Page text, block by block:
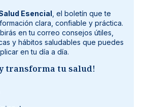
Esencial , el boletín que te
clara, confiable y práctica.
en tu correo consejos útiles,
y hábitos saludables que puedes
en tu día a día.
y transforma tu salud!